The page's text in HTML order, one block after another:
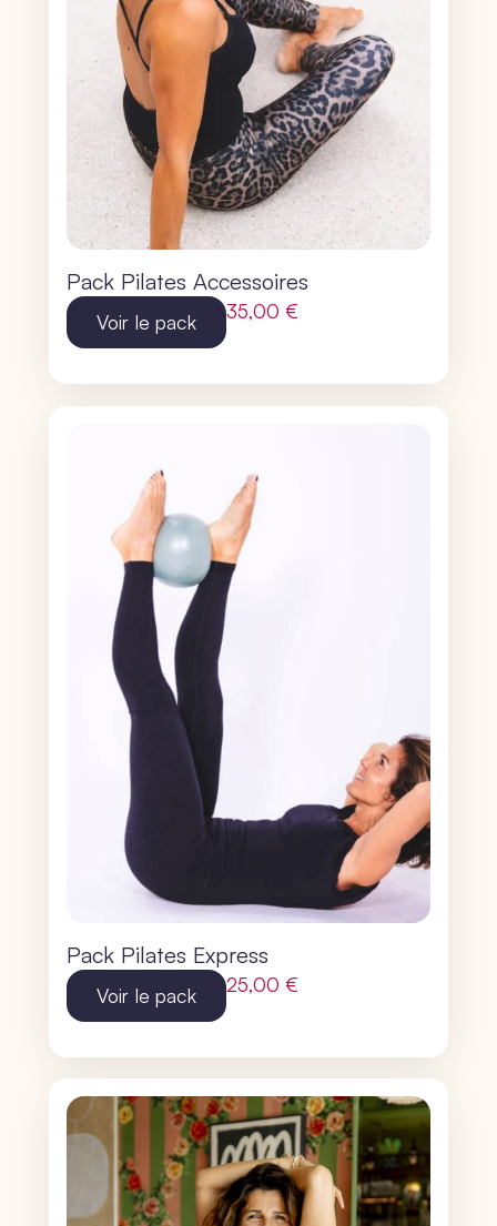
Pack Pilates Accessoires
Voir le pack 35,00 €
Pack Pilates Express
Voir le pack 25,00 €